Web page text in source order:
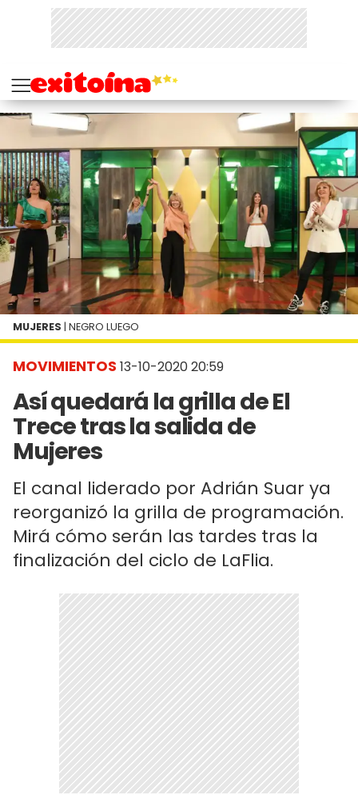
MOVIMIENTOS 13-10-2020 20:59
Así quedará la grilla de El
Trece tras la salida de
Mujeres
El canal liderado por Adrián Suar ya
reorganizó la grilla de programación.
Mirá cómo serán las tardes tras la
finalización del ciclo de LaFlia.
MUJERES | NEGRO LUEGO